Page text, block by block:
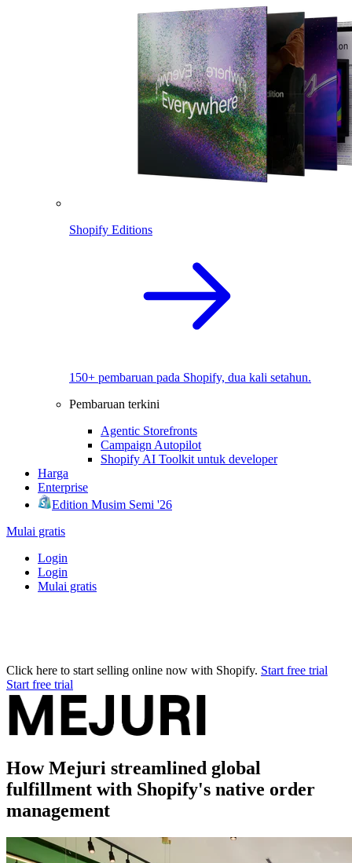
Shopify Editions
150+ pembaruan pada Shopify, dua kali setahun.
Pembaruan terkini
Agentic Storefronts
Campaign Autopilot
Shopify AI Toolkit untuk developer
Harga
Enterprise
Edition Musim Semi '26
Mulai gratis
Login
Login
Mulai gratis
Click here to start selling online now with Shopify. Start free trial
Start free trial
How Mejuri streamlined global
fulfillment with Shopify's native order
management